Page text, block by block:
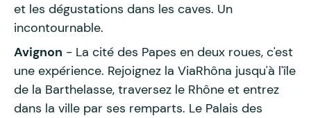
et les dégustations dans les caves. Un
incontournable.
Avignon - La cité des Papes en deux roues, c'est
une expérience. Rejoignez la ViaRhôna jusqu'à l'île
de la Barthelasse, traversez le Rhône et entrez
dans la ville par ses remparts. Le Palais des